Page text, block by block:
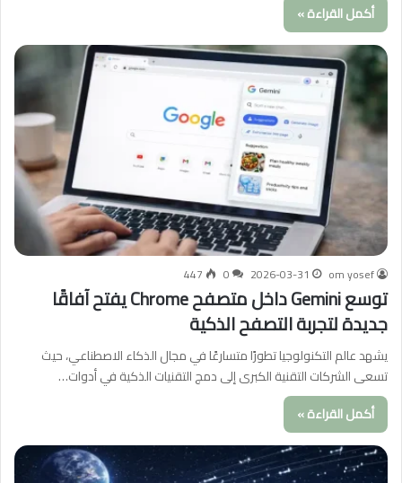
أكمل القراءة »
om yosef
2026-03-31
0
447
توسع Gemini داخل متصفح Chrome يفتح آفاقًا
جديدة لتجربة التصفح الذكية
يشهد عالم التكنولوجيا تطورًا متسارعًا في مجال الذكاء الاصطناعي، حيث
تسعى الشركات التقنية الكبرى إلى دمج التقنيات الذكية في أدوات…
أكمل القراءة »